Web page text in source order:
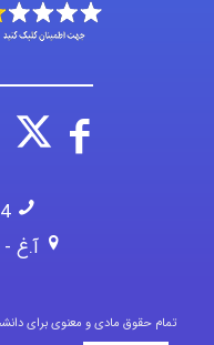
آ.غ -
تمام حقوق مادی و معنوی برای